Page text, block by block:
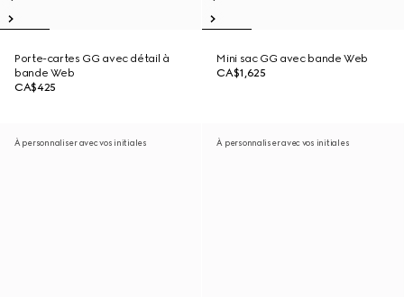
Porte-cartes GG avec détail à
bande Web
CA$425
Mini sac GG avec bande Web
CA$1,625
À personnaliser avec vos initiales À personnaliser avec vos initiales